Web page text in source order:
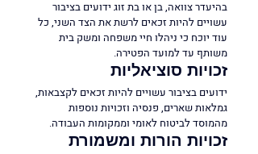
בהיעדר צוואה, בן או בת זוג ידועים בציבור
עשויים להיות זכאים לרשת את הצד השני, כל
עוד יוכח כי ניהלו חיי משפחה ומשק בית
משותף עד למועד הפטירה.
זכויות סוציאליות
ידועים בציבור עשויים להיות זכאים לקצבאות,
גמלאות שארים, פנסיה וזכויות נוספות
מהמוסד לביטוח לאומי וממקומות העבודה.
זכויות הורות ומשמורת